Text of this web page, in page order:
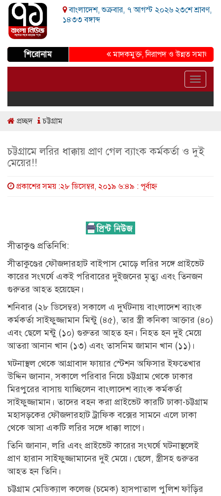
বাংলাদেশ, শুক্রবার, ৭ আগস্ট ২০২৬ ২৩শে শ্রাবণ,
১৪৩৩ বঙ্গাব্দ
শিরোনাম মাদকমুক্ত, নিরাপদ ও উন্নত সমাজ গড়ার
Toggle
প্রচ্ছদ চট্টগ্রাম
চট্টগ্রামে লরির ধাক্কায় প্রাণ গেল ব্যাংক কর্মকর্তা ও দুই
মেয়ের!!
প্রকাশের সময় :২৮ ডিসেম্বর, ২০১৯ ৬:৪৯ : পূর্বাহ্ণ
সীতাকুণ্ড প্রতিনিধি:
সীতাকুণ্ডের ফৌজদারহাট বাইপাস মোড়ে লরির সঙ্গে প্রাইভেট
কারের সংঘর্ষে একই পরিবারের দুইজনের মৃত্যু এবং তিনজন
গুরুতর আহত হয়েছেন।
শনিবার (২৮ ডিসেম্বর) সকালে এ দুর্ঘটনায় বাংলাদেশ ব্যাংক
কর্মকর্তা সাইফুজ্জামান মিন্টু (৪৫), তার স্ত্রী কনিকা আক্তার (৪০)
এবং ছেলে মন্টু (১০) গুরুতর আহত হন। নিহত হন দুই মেয়ে
আতরা আনান খান (১৩) এবং তাসনিম জামান খান (১১)।
ঘটনাস্থল থেকে আগ্রাবাদ ফায়ার স্টেশন অফিসার ইফতেখার
উদ্দিন জানান, সকালে পরিবার নিয়ে চট্টগ্রাম থেকে ঢাকার
মিরপুরের বাসায় যাচ্ছিলেন বাংলাদেশ ব্যাংক কর্মকর্তা
সাইফুজ্জামান। তাদের বহন করা প্রাইভেট কারটি ঢাকা-চট্টগ্রাম
মহাসড়কের ফৌজদারহাট ট্রাফিক বক্সের সামনে এলে ঢাকা
থেকে আসা একটি লরির সঙ্গে ধাক্কা লাগে।
তিনি জানান, লরি এবং প্রাইভেট কারের সংঘর্ষে ঘটনাস্থলেই
প্রাণ হারান সাইফুজ্জামানের দুই মেয়ে। ছেলে, স্ত্রীসহ গুরুতর
আহত হন তিনি।
চট্টগ্রাম মেডিক্যাল কলেজ (চমেক) হাসপাতাল পুলিশ ফাঁড়ির